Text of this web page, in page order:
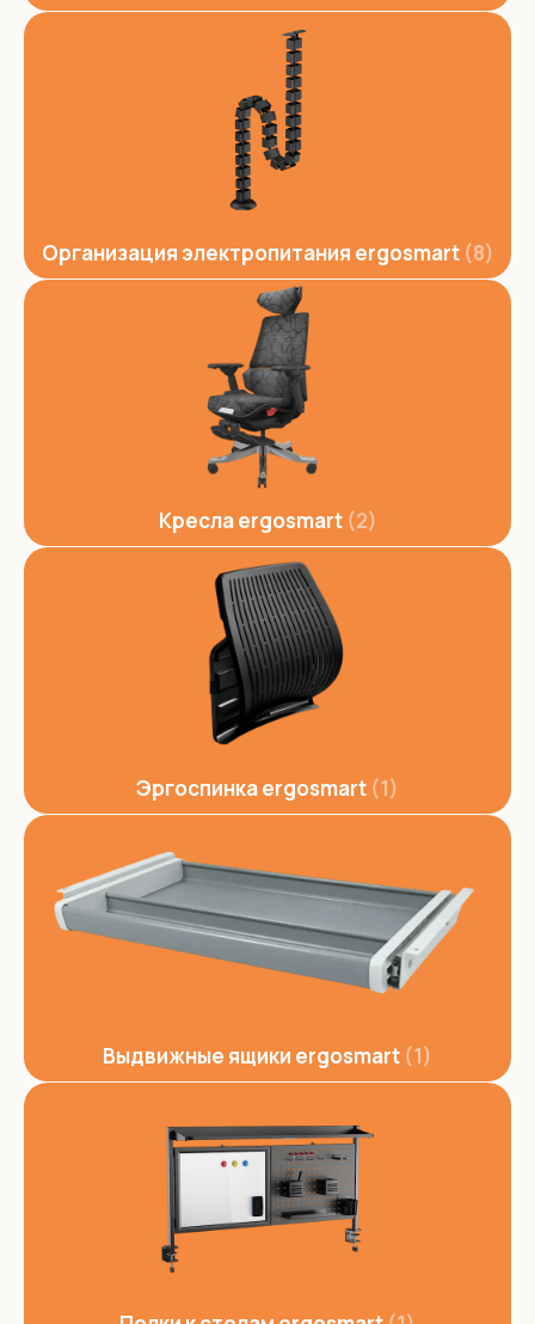
Организация электропитания ergosmart 8
Кресла ergosmart 2
Эргоспинка ergosmart 1
Выдвижные ящики ergosmart 1